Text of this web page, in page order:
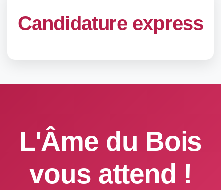
Candidature express
L'Âme du Bois
vous attend !